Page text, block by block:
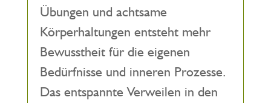
Übungen und achtsame
Körperhaltungen entsteht mehr
Bewusstheit für die eigenen
Bedürfnisse und inneren Prozesse.
Das entspannte Verweilen in den